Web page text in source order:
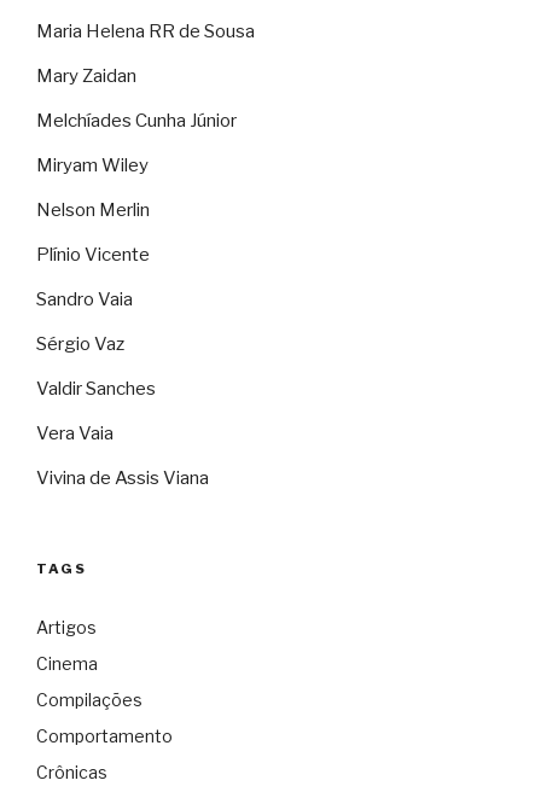
Maria Helena RR de Sousa
Mary Zaidan
Melchíades Cunha Júnior
Miryam Wiley
Nelson Merlin
Plínio Vicente
Sandro Vaia
Sérgio Vaz
Valdir Sanches
Vera Vaia
Vivina de Assis Viana
TAGS
Artigos
Cinema
Compilações
Comportamento
Crônicas